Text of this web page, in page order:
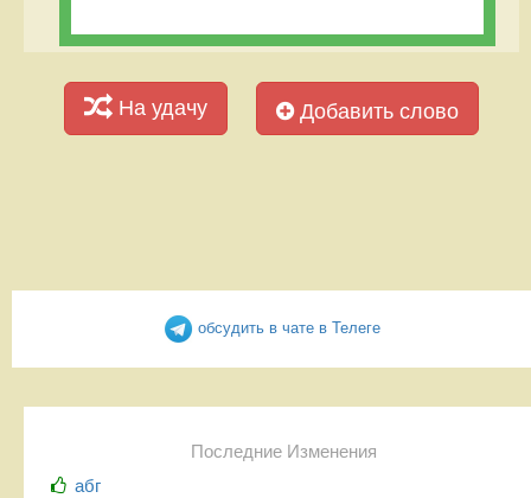
На удачу Добавить слово
обсудить в чате в Телеге
Последние Изменения
абг